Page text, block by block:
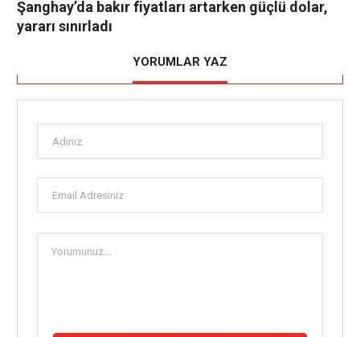
Şanghay’da bakır fiyatları artarken güçlü dolar,
yararı sınırladı
YORUMLAR YAZ